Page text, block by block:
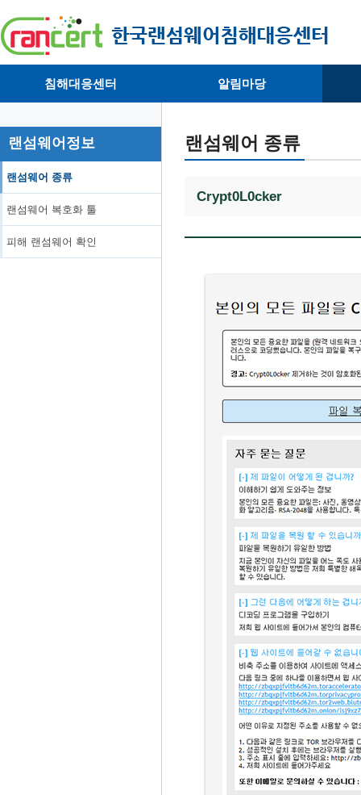
침해대응센터
· 침해피해신고
· 개인정보취급방침
알림마당
· 뉴스레터
랜섬웨어정보
랜섬웨어 종류
랜섬웨어 복호화 툴
피해 랜섬웨어 확인
랜섬웨어 종류
Crypt0L0cker